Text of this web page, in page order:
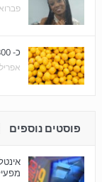
פברואר 06,
כ- 300 ק"ג לימונים נגנבו במטע סמוך לקריית גת
אפריל 20, 2020
פוסטים נוספים